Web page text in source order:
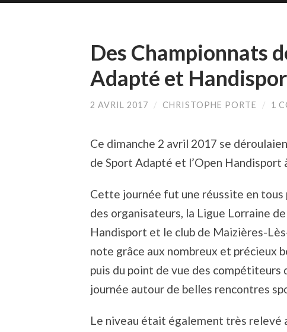
Des Championnats
Adapté et
2 AVRIL 2017 / CHRISTOPHE PORTE / 1
Ce dimanche 2 avril 2017 se
de Sport Adapté et l’Open
Cette journée fut une réussite en tous
des organisateurs, la Ligue Lorraine
Handisport et le club de Maizières-
note grâce aux nombreux et précieux
puis du point de vue des compétiteurs
journée autour de belles rencontres
Le niveau était également très relevé